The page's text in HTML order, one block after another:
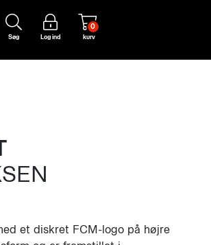
Søg Log ind kurv
0
et diskret FCM-logo på højre